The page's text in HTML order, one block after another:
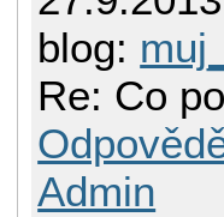
blog:
Re: Co
Admin